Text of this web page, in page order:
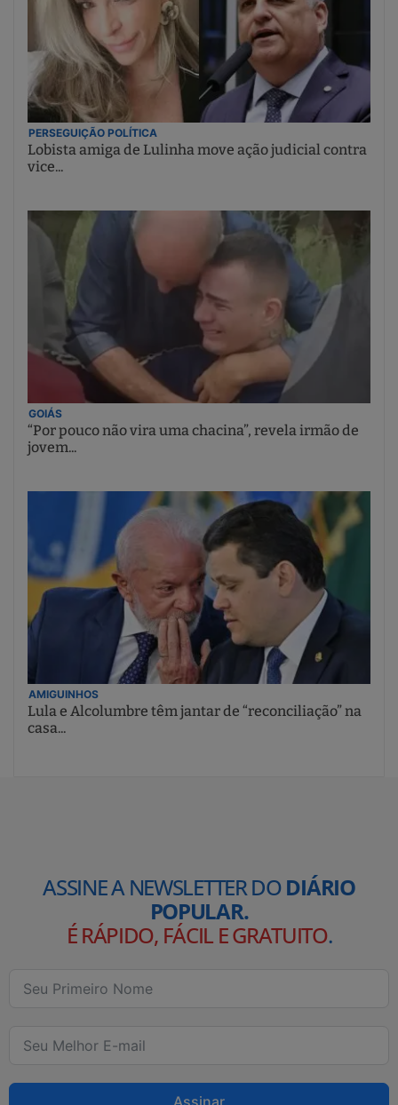
PERSEGUIÇÃO POLÍTICA
Lobista amiga de Lulinha move ação judicial contra
vice...
GOIÁS
“Por pouco não vira uma chacina”, revela irmão de
jovem...
AMIGUINHOS
Lula e Alcolumbre têm jantar de “reconciliação” na
casa...
ASSINE A NEWSLETTER DODIÁRIO
POPULAR.
É RÁPIDO, FÁCIL E GRATUITO.